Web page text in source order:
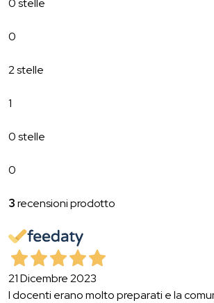
0 stelle
0
2 stelle
1
0 stelle
0
3recensioni prodotto
21 Dicembre 2023
I docenti erano molto preparati e la